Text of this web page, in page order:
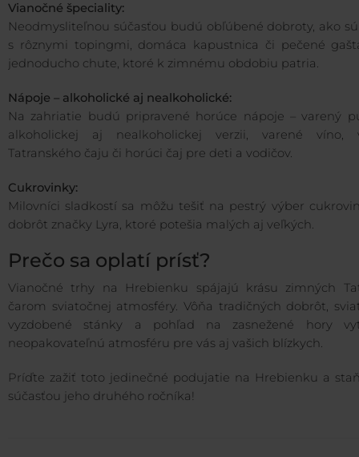
Vianočné špeciality:
Neodmysliteľnou súčasťou budú obľúbené dobroty, ako
s rôznymi topingmi, domáca kapustnica či pečené
jednoducho chute, ktoré k zimnému obdobiu patria.
Nápoje – alkoholické aj nealkoholické:
Na zahriatie budú pripravené horúce nápoje – varený
alkoholickej aj nealkoholickej verzii, varené víno,
Tatranského čaju či horúci čaj pre deti a vodičov.
Cukrovinky:
Milovníci sladkostí sa môžu tešiť na pestrý výber
dobrôt značky Lyra, ktoré potešia malých aj veľkých.
Prečo sa oplatí prísť?
Vianočné trhy na Hrebienku spájajú krásu zimných
čarom sviatočnej atmosféry. Vôňa tradičných dobrôt,
vyzdobené stánky a pohľad na zasnežené hory
neopakovateľnú atmosféru pre vás aj vašich blízkych.
Príďte zažiť toto jedinečné podujatie na Hrebienku a
súčasťou jeho druhého ročníka!